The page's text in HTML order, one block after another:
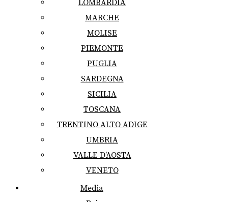
LOMBARDIA
MARCHE
MOLISE
PIEMONTE
PUGLIA
SARDEGNA
SICILIA
TOSCANA
TRENTINO ALTO ADIGE
UMBRIA
VALLE D’AOSTA
VENETO
Media